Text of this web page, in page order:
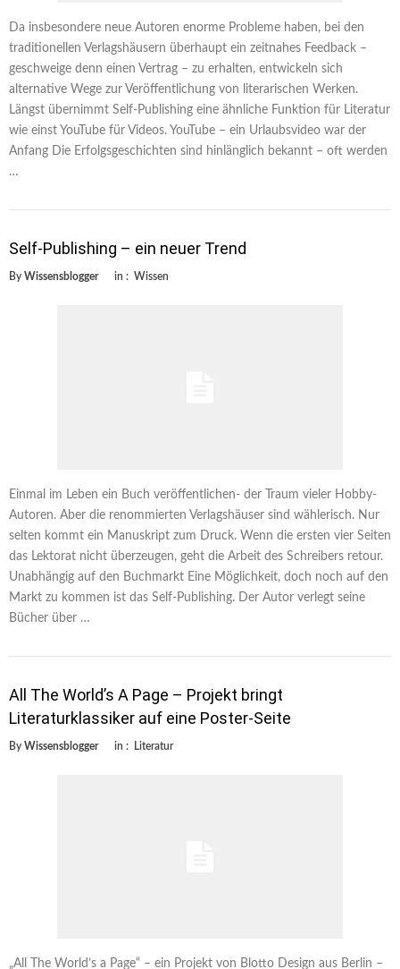
Da insbesondere neue Autoren enorme Probleme haben, bei den
traditionellen Verlagshäusern überhaupt ein zeitnahes Feedback –
geschweige denn einen Vertrag – zu erhalten, entwickeln sich
alternative Wege zur Veröffentlichung von literarischen Werken.
Längst übernimmt Self-Publishing eine ähnliche Funktion für Literatur
wie einst YouTube für Videos. YouTube – ein Urlaubsvideo war der
Anfang Die Erfolgsgeschichten sind hinlänglich bekannt – oft werden
…
Self-Publishing – ein neuer Trend
By Wissensblogger in : Wissen
Einmal im Leben ein Buch veröffentlichen- der Traum vieler Hobby-
Autoren. Aber die renommierten Verlagshäuser sind wählerisch. Nur
selten kommt ein Manuskript zum Druck. Wenn die ersten vier Seiten
das Lektorat nicht überzeugen, geht die Arbeit des Schreibers retour.
Unabhängig auf den Buchmarkt Eine Möglichkeit, doch noch auf den
Markt zu kommen ist das Self-Publishing. Der Autor verlegt seine
Bücher über …
All The World’s A Page – Projekt bringt
Literaturklassiker auf eine Poster-Seite
By Wissensblogger in : Literatur
„All The World’s a Page“ – ein Projekt von Blotto Design aus Berlin –